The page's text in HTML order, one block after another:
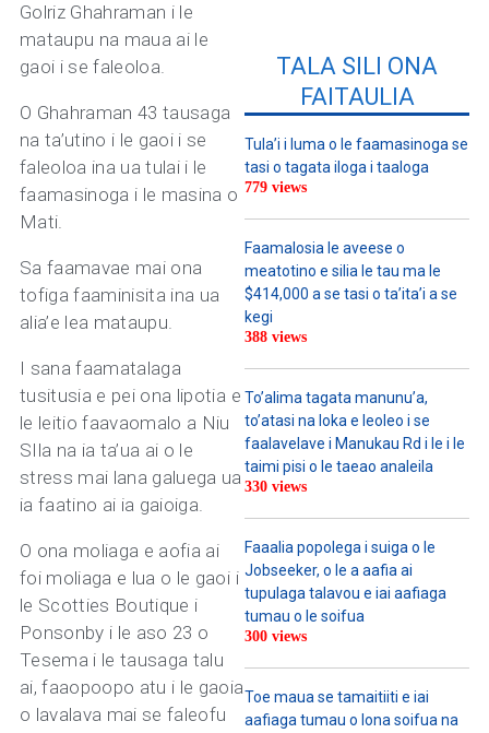
Golriz Ghahraman i le
mataupu na maua ai le
gaoi i se faleoloa.
O Ghahraman 43 tausaga
na ta’utino i le gaoi i se
faleoloa ina ua tulai i le
faamasinoga i le masina o
Mati.
Sa faamavae mai ona
tofiga faaminisita ina ua
alia’e lea mataupu.
I sana faamatalaga
tusitusia e pei ona lipotia e
le leitio faavaomalo a Niu
SIla na ia ta’ua ai o le
stress mai lana galuega ua
ia faatino ai ia gaioiga.
O ona moliaga e aofia ai
foi moliaga e lua o le gaoi i
le Scotties Boutique i
Ponsonby i le aso 23 o
Tesema i le tausaga talu
ai, faaopoopo atu i le gaoia
o lavalava mai se faleofu
TALA SILI ONA
FAITAULIA
Tula’i i luma o le faamasinoga se
tasi o tagata iloga i taaloga
779 views
Faamalosia le aveese o
meatotino e silia le tau ma le
$414,000 a se tasi o ta’ita’i a se
kegi
388 views
To’alima tagata manunu’a,
to’atasi na loka e leoleo i se
faalavelave i Manukau Rd i le i le
taimi pisi o le taeao analeila
330 views
Faaalia popolega i suiga o le
Jobseeker, o le a aafia ai
tupulaga talavou e iai aafiaga
tumau o le soifua
300 views
Toe maua se tamaitiiti e iai
aafiaga tumau o lona soifua na